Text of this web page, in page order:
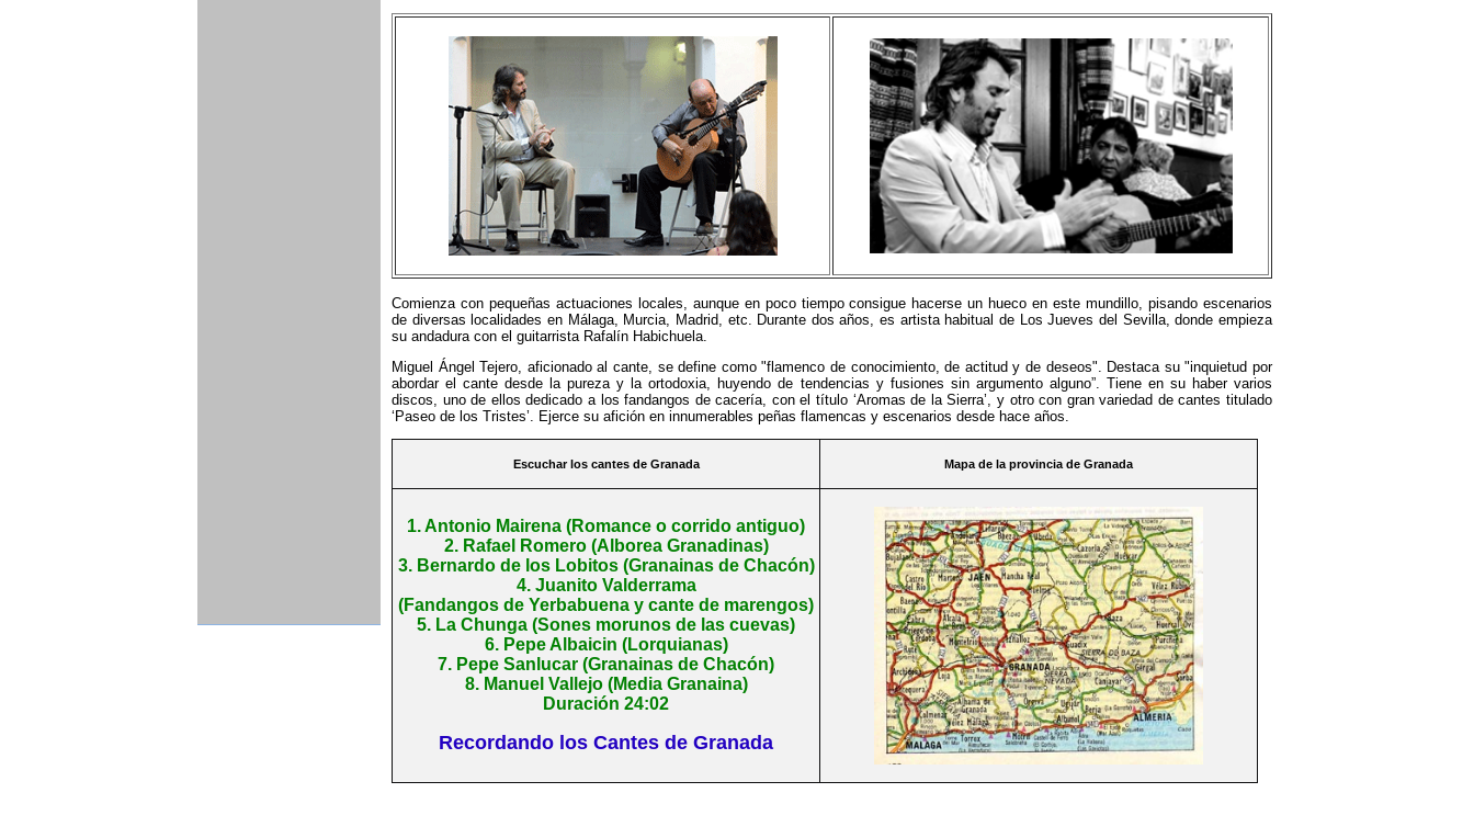
Comienza con pequeñas actuaciones locales, aunque en poco tiempo consigue hacerse un hueco en este mundillo, pisando escenarios
de diversas localidades en Málaga, Murcia, Madrid, etc. Durante dos años, es artista habitual de Los Jueves del Sevilla, donde empieza
su andadura con el guitarrista Rafalín Habichuela.
Miguel Ángel Tejero, aficionado al cante, se define como "flamenco de conocimiento, de actitud y de deseos". Destaca su "inquietud por
abordar el cante desde la pureza y la ortodoxia, huyendo de tendencias y fusiones sin argumento alguno”. Tiene en su haber varios
discos, uno de ellos dedicado a los fandangos de cacería, con el título ‘Aromas de la Sierra’, y otro con gran variedad de cantes titulado
‘Paseo de los Tristes’. Ejerce su afición en innumerables peñas flamencas y escenarios desde hace años.
Escuchar los cantes de Granada Mapa de la provincia de Granada
1. Antonio Mairena (Romance o corrido antiguo)
2. Rafael Romero (Alborea Granadinas)
3. Bernardo de los Lobitos (Granainas de Chacón)
4. Juanito Valderrama
(Fandangos de Yerbabuena y cante de marengos)
5. La Chunga (Sones morunos de las cuevas)
6. Pepe Albaicin (Lorquianas)
7. Pepe Sanlucar (Granainas de Chacón)
8. Manuel Vallejo (Media Granaina)
Duración 24:02
Recordando los Cantes de Granada